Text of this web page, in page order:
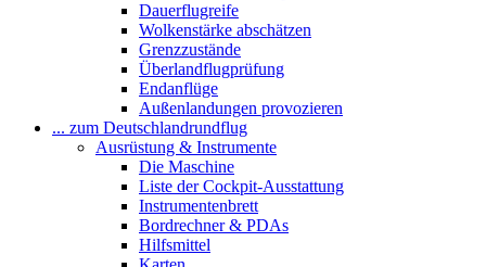
Dauerflugreife
Wolkenstärke abschätzen
Grenzzustände
Überlandflugprüfung
Endanflüge
Außenlandungen provozieren
... zum Deutschlandrundflug
Ausrüstung & Instrumente
Die Maschine
Liste der Cockpit-Ausstattung
Instrumentenbrett
Bordrechner & PDAs
Hilfsmittel